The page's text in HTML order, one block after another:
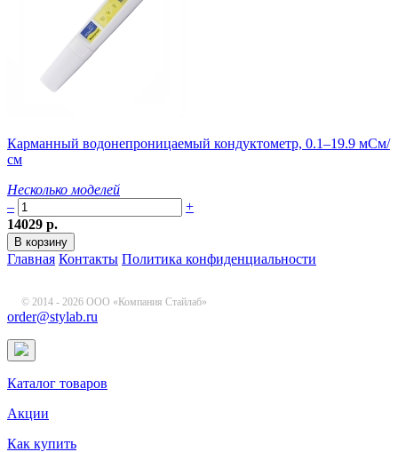
Карманный водонепроницаемый кондуктометр, 0.1–19.9 мСм/
см
Несколько моделей
–
+
14029 р.
Главная Контакты Политика конфиденциальности
© 2014 - 2026 ООО «Компания Стайлаб»
order@stylab.ru
Каталог товаров
Акции
Как купить